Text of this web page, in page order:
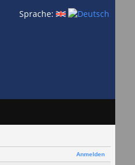
Sprache:
Anmelden